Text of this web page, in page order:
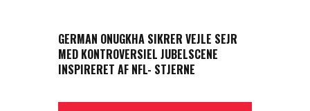
GERMAN ONUGKHA SIKRER VEJLE SEJR
MED KONTROVERSIEL JUBELSCENE
INSPIRERET AF NFL- STJERNE